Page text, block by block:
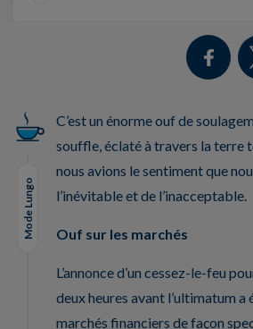
Mode Lungo
C’est un énorme ouf de
souffle, éclaté à travers la terre
nous avions le sentiment que
l’inévitable et de l’inacceptable.
Ouf sur les marchés
L’annonce d’un cessez-le-feu
deux heures avant l’ultimatum a
marchés financiers de façon